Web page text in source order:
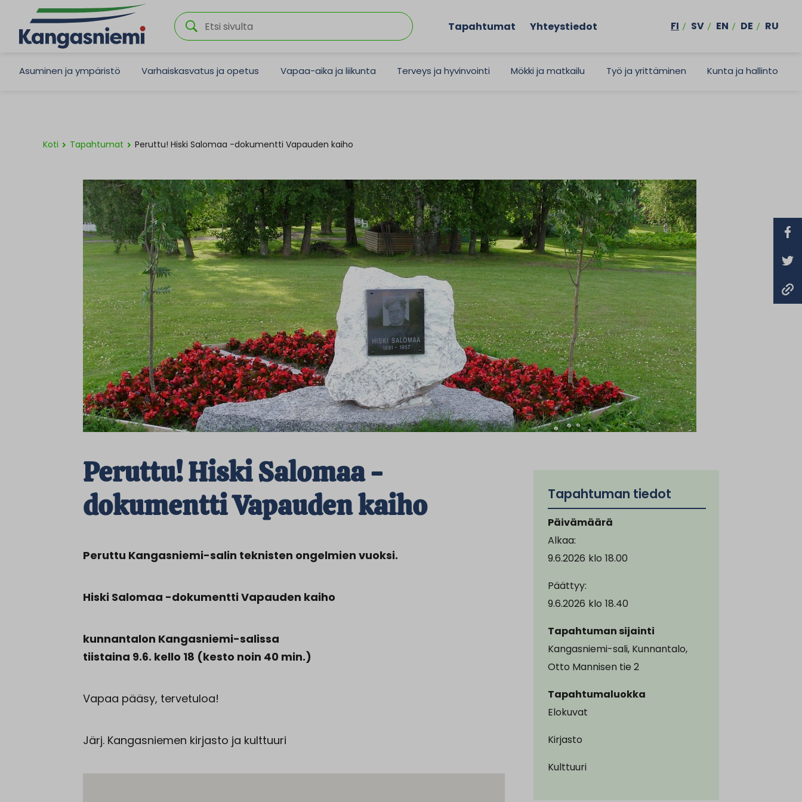
Tapahtumat Yhteystiedot FI SV EN DE RU
Asuminen ja ympäristö Varhaiskasvatus ja opetus Vapaa-aika ja liikunta Terveys ja hyvinvointi Mökki ja matkailu Työ ja yrittäminen Kunta ja hallinto
Koti Tapahtumat Peruttu! Hiski Salomaa -dokumentti Vapauden kaiho
Peruttu! Hiski Salomaa -
dokumentti Vapauden kaiho
Peruttu Kangasniemi-salin teknisten ongelmien vuoksi.
Hiski Salomaa -dokumentti Vapauden kaiho
kunnantalon Kangasniemi-salissa
tiistaina 9.6. kello 18 (kesto noin 40 min.)
Vapaa pääsy, tervetuloa!
Järj. Kangasniemen kirjasto ja kulttuuri
Tapahtuman tiedot
Päivämäärä
Alkaa:
9.6.2026 klo 18.00
Päättyy:
9.6.2026 klo 18.40
Tapahtuman sijainti
Kangasniemi-sali, Kunnantalo,
Otto Mannisen tie 2
Tapahtumaluokka
Elokuvat
Kirjasto
Kulttuuri